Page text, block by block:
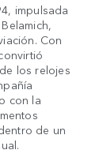
impulsada
Con
los relojes
con la
de un